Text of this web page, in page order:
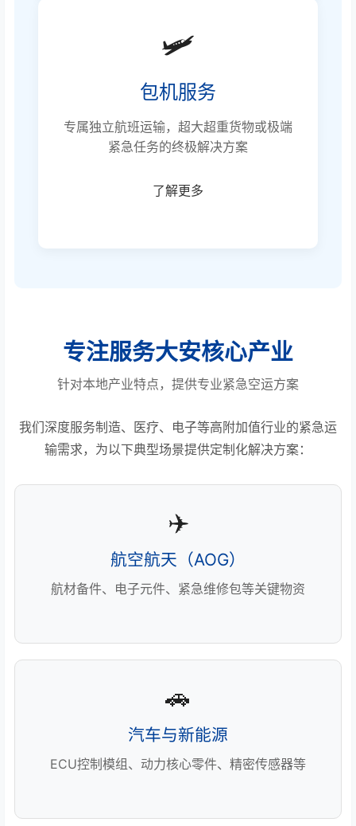
🛩️
包机服务
专属独立航班运输，超大超重货物或极端
紧急任务的终极解决方案
了解更多
专注服务大安核心产业
针对本地产业特点，提供专业紧急空运方案
我们深度服务制造、医疗、电子等高附加值行业的紧急运
输需求，为以下典型场景提供定制化解决方案：
✈️
航空航天（AOG）
航材备件、电子元件、紧急维修包等关键物资
🚗
汽车与新能源
ECU控制模组、动力核心零件、精密传感器等